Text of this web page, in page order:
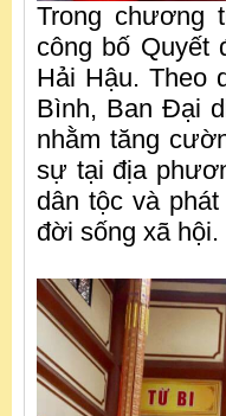
Trong chương
công bố Quyết
Hải Hậu. Theo
Bình, Ban Đại
nhằm tăng
sự tại địa
dân tộc và
đời sống xã hội.